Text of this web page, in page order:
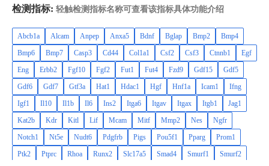
检测指标: 轻触检测指标名称可查看该指标具体功能介绍
Abcb1a Alcam Anpep Anxa5 Bdnf Bglap Bmp2
Bmp4
Bmp6
Bmp7 Casp3 Cd44 Col1a1 Csf2 Csf3 Ctnnb1
Egf
Eng
Erbb2 Fgf10 Fgf2 Fut1 Fut4 Fzd9 Gdf15
Gdf5
Gdf6
Gdf7 Gtf3a Hat1 Hdac1 Hgf Hnf1a Icam1
Ifng
Igf1
Il10 Il1b Il6 Ins2 Itga6 Itgav Itgax Itgb1
Jag1
Kat2b
Kdr Kitl Lif Mcam Mitf Mmp2 Nes
Ngfr
Notch1
Nt5e Nudt6 Pdgfrb Pigs Pou5f1 Pparg
Prom1
Ptk2
Ptprc Rhoa Runx2 Slc17a5 Smad4 Smurf1
Smurf2